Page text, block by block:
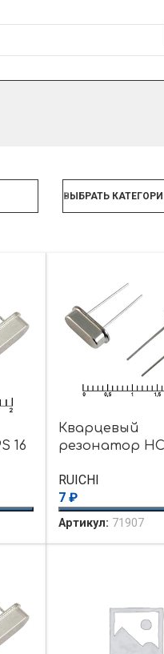
ВЫБРАТЬ
16
Кварцевый
резонатор
RUICHI
7₽
Артикул: 71907